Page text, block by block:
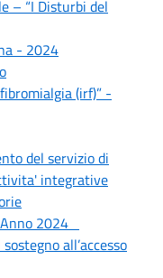
– “I Disturbi del
- 2024
(irf)” -
del servizio di
integrative
2024
all’accesso